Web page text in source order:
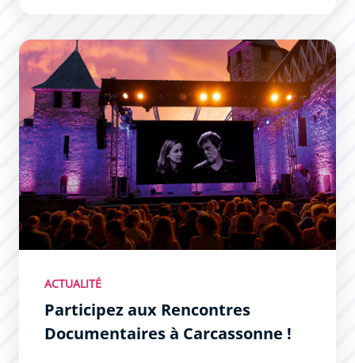
Participez aux Rencontres Documentaires à
ACTUALITÉ
Participez aux Rencontres
Documentaires à Carcassonne !